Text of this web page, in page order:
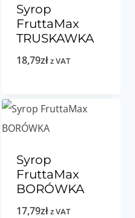
Syrop
FruttaMax
TRUSKAWKA
18,79zł z VAT
Syrop
FruttaMax
BORÓWKA
17,79zł z VAT